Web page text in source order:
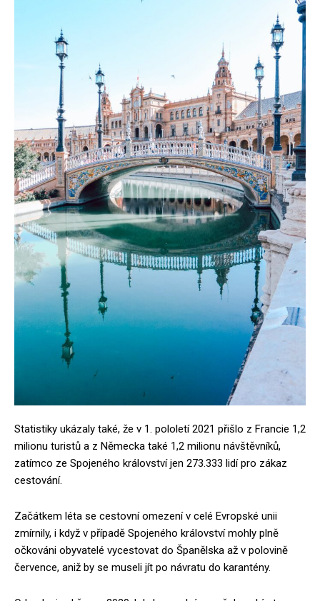
Statistiky ukázaly také, že v 1. pololetí 2021 přišlo z Francie 1,2
milionu turistů a z Německa také 1,2 milionu návštěvníků,
zatímco ze Spojeného království jen 273.333 lidí pro zákaz
cestování.
Začátkem léta se cestovní omezení v celé Evropské unii
zmírnily, i když v případě Spojeného království mohly plně
očkováni obyvatelé vycestovat do Španělska až v polovině
července, aniž by se museli jít po návratu do karantény.